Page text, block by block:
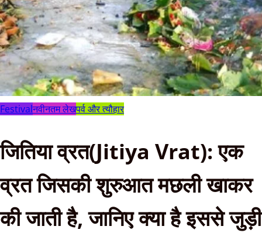
Festivalनवीनतम लेखपर्व और त्यौहार
जितिया व्रत(Jitiya Vrat): एक
व्रत जिसकी शुरुआत मछली खाकर
की जाती है, जानिए क्या है इससे जुड़ी